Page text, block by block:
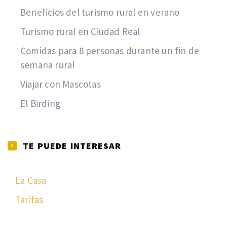
Beneficios del turismo rural en verano
Turismo rural en Ciudad Real
Comidas para 8 personas durante un fin de
semana rural
Viajar con Mascotas
El Birding
TE PUEDE INTERESAR
La Casa
Tarifas